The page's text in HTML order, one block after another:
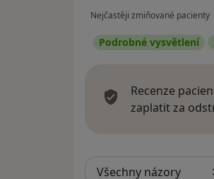
Nejčastěji zmiňované pacienty
Podrobné vysvětlení
Recenze
zaplatit za